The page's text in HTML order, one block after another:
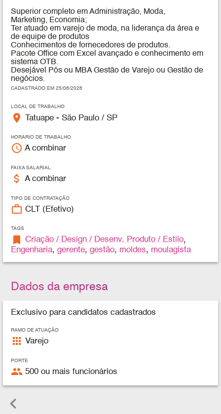
Superior completo em Administração, Moda,
Marketing, Economia;
Ter atuado em varejo de moda, na liderança da área e
de equipe de produtos
Conhecimentos de fornecedores de produtos.
Pacote Office com Excel avançado e conhecimento em
sistema OTB.
Desejável Pós ou MBA Gestão de Varejo ou Gestão de
negócios.
CADASTRADO EM 25/06/2026
LOCAL DE TRABALHO
place Tatuape - São Paulo / SP
HORÁRIO DE TRABALHO
access_time A combinar
FAIXA SALARIAL
attach_money A combinar
TIPO DE CONTRATAÇÃO
work_outline CLT (Efetivo)
TAGS
bookmark Criação / Design / Desenv. Produto / Estilo,
Engenharia,gerente,gestão, moldes, moulagista
Dados da empresa
Exclusivo para candidatos cadastrados
RAMO DE ATUAÇÃO
apps Varejo
PORTE
people 500 ou mais funcionários
keyboard_arrow_left